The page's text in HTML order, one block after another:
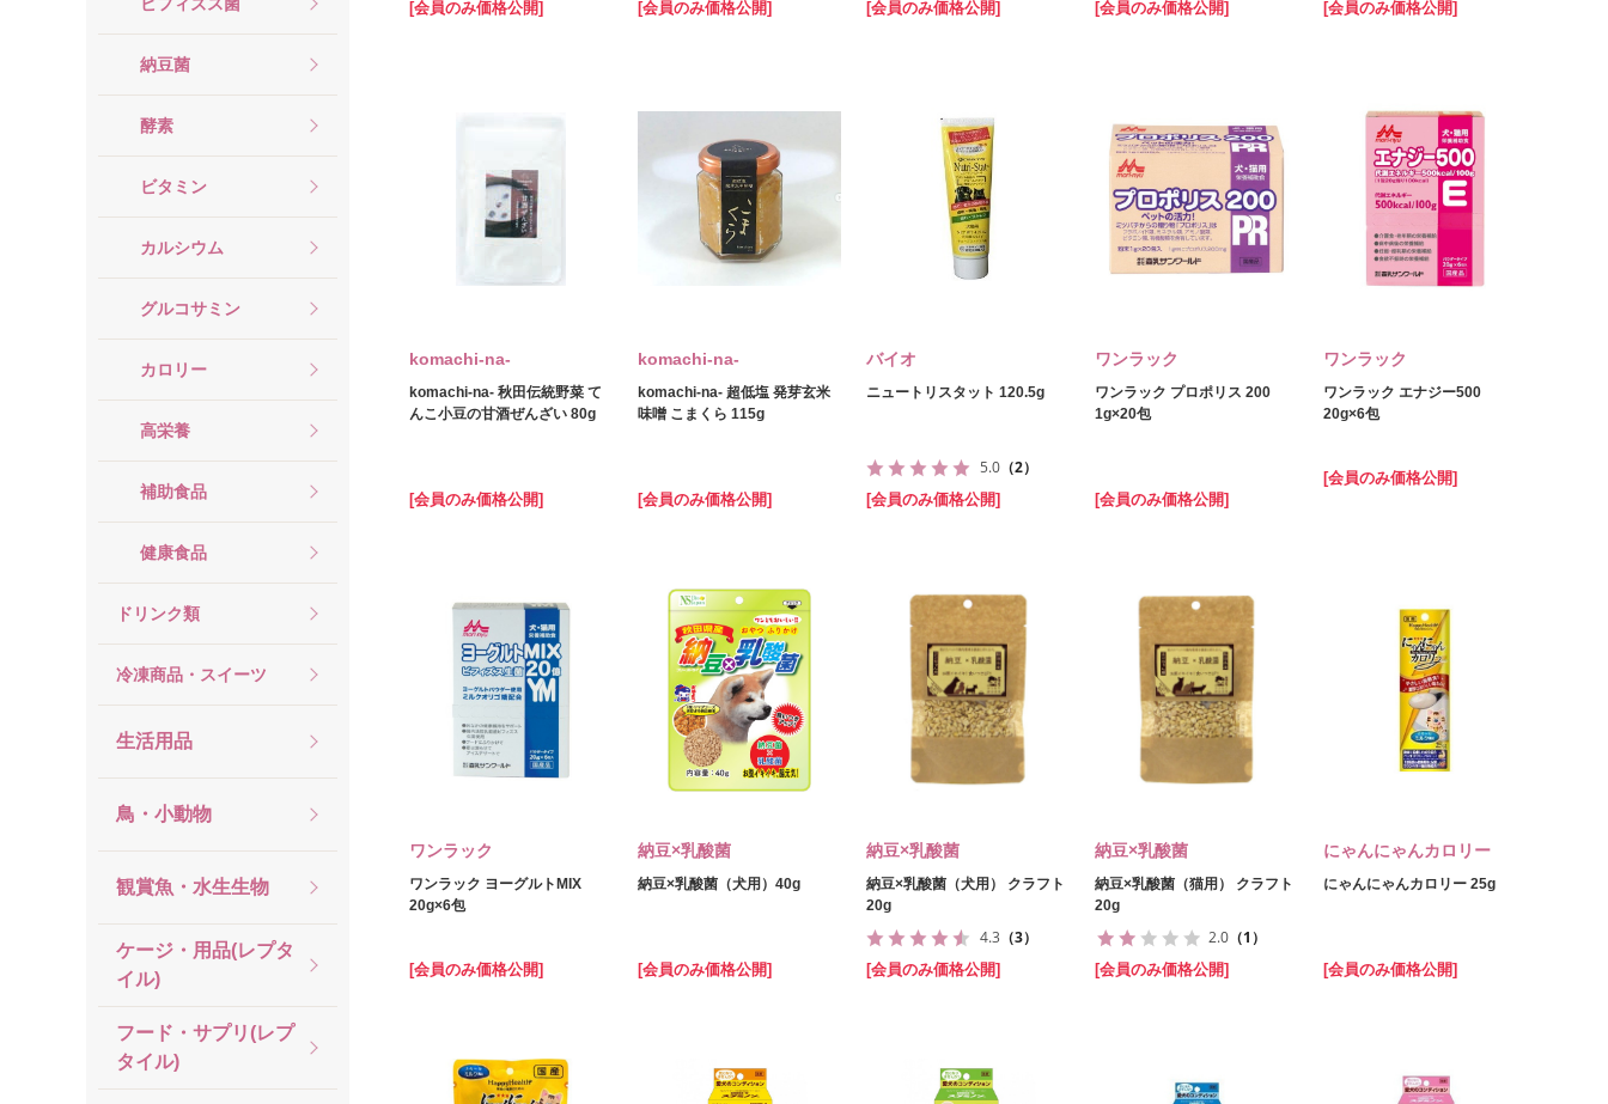
納豆菌
酵素
ビタミン
カルシウム
グルコサミン
カロリー
高栄養
補助食品
健康食品
ドリンク類
冷凍商品・スイーツ
生活用品
鳥・小動物
観賞魚・水生生物
ケージ・用品(レプタ
イル)
フード・サプリ(レプ
タイル)
[会員のみ価格公開] [会員のみ価格公開] [会員のみ価格公開] [会員のみ価格公開] [会員のみ価格公開]
komachi‐na‐
komachi-na- 秋田伝統野菜 て
んこ小豆の甘酒ぜんざい 80g
[会員のみ価格公開]
komachi‐na‐
komachi‐na‐ 超低塩 発芽玄米
味噌 こまくら 115g
[会員のみ価格公開]
バイオ
ニュートリスタット 120.5g
5.0 （2）
[会員のみ価格公開]
ワンラック
ワンラック プロポリス 200
1g×20包
[会員のみ価格公開]
ワンラック
ワンラック エナジー500
20g×6包
[会員のみ価格公開]
ワンラック
ワンラック ヨーグルトMIX
20g×6包
[会員のみ価格公開]
納豆×乳酸菌
納豆×乳酸菌（犬用）40g
[会員のみ価格公開]
納豆×乳酸菌
納豆×乳酸菌（犬用） クラフト
20g
4.3 （3）
[会員のみ価格公開]
納豆×乳酸菌
納豆×乳酸菌（猫用） クラフト
20g
2.0 （1）
[会員のみ価格公開]
にゃんにゃんカロリー
にゃんにゃんカロリー 25g
[会員のみ価格公開]